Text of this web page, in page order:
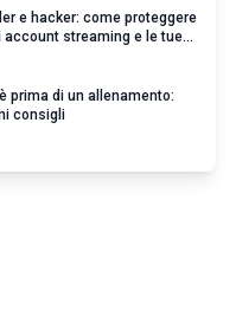
e hacker: come proteggere
account streaming e le tue
prima di un allenamento:
consigli